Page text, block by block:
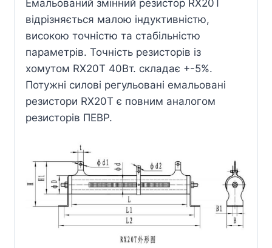
Емальований змінний резистор RX20T
відрізняється малою індуктивністю,
високою точністю та стабільністю
параметрів. Точність резисторів із
хомутом RX20T 40Вт. складає +-5%.
Потужні силові регульовані емальовані
резистори RX20T є повним аналогом
резисторів ПЕВР.